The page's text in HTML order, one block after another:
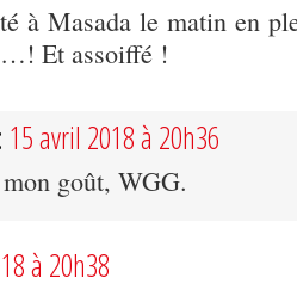
à Masada le matin en
Et assoiffé !
15 avril 2018 à 20h36
mon goût, WGG.
à 20h38